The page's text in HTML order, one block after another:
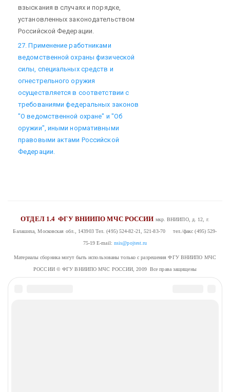
взыскания в случаях и порядке,
установленных законодательством
Российской Федерации.
27. Применение работниками
ведомственной охраны физической
силы, специальных средств и
огнестрельного оружия
осуществляется в соответствии с
требованиями федеральных законов
"О ведомственной охране" и "Об
оружии", иными нормативными
правовыми актами Российской
Федерации.
ОТДЕЛ 1.4ФГУ ВНИИПО МЧС РОССИИ мкр. ВНИИПО, д. 12, г.
Балашиха, Московская обл., 143903Тел. (495) 524-82-21, 521-83-70 тел./факс (495) 529-
75-19 E-mail: nsis@pojtest.ru
Материалы сборника могут быть использованы только с разрешения ФГУ ВНИИПО МЧС
РОССИИ© ФГУ ВНИИПО МЧС РОССИИ, 2009 Все права защищены